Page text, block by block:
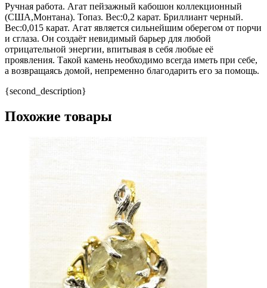
Ручная работа. Агат пейзажный кабошон коллекционный
(США,Монтана). Топаз. Вес:0,2 карат. Бриллиант черный.
Вес:0,015 карат. Агат является сильнейшим оберегом от порчи
и сглаза. Он создаёт невидимый барьер для любой
отрицательной энергии, впитывая в себя любые её
проявления. Такой камень необходимо всегда иметь при себе,
а возвращаясь домой, непременно благодарить его за помощь.
{second_description}
Похожие товары